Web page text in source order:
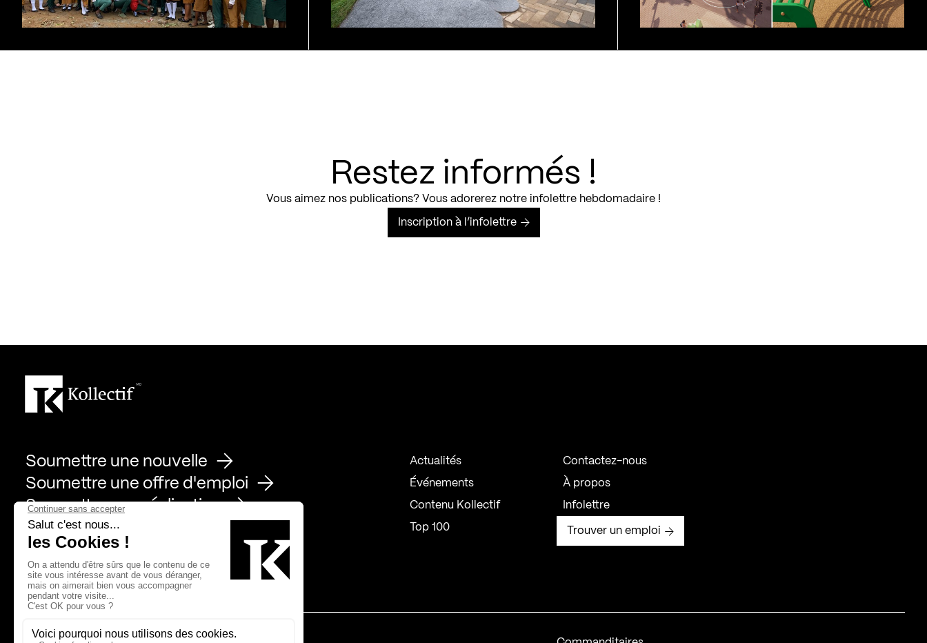
Restez informés !
Vous aimez nos publications? Vous adorerez notre infolettre hebdomadaire !
Inscription à l’infolettre
Soumettre une nouvelle
Soumettre une offre d'emploi
Soumettre une réalisation
Actualités
Événements
Contenu Kollectif
Top 100
Contactez-nous
À propos
Infolettre
Trouver un emploi
Page Facebook de Kollectif
Page Instagram de Kollectif
Page Linkedin de Kollectif